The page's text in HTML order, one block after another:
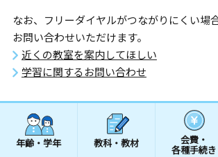
なお、フリーダイヤルがつながりにくい場
お問い合わせいただけます。
近くの教室を案内してほしい
学習に関するお問い合わせ
年齢・学年 教科・教材 会費・
各種手続き